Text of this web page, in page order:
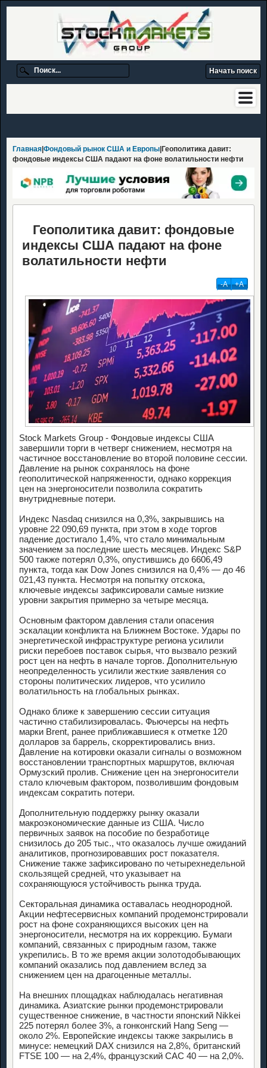
Главная Фондовый рынок США и Европы |Геополитика давит:
фондовые индексы США падают на фоне волатильности нефти
Геополитика давит: фондовые
индексы США падают на фоне
волатильности нефти
-А +А
Stock Markets Group - Фондовые индексы США
завершили торги в четверг снижением, несмотря на
частичное восстановление во второй половине сессии.
Давление на рынок сохранялось на фоне
геополитической напряженности, однако коррекция
цен на энергоносители позволила сократить
внутридневные потери.
Индекс Nasdaq снизился на 0,3%, закрывшись на
уровне 22 090,69 пункта, при этом в ходе торгов
падение достигало 1,4%, что стало минимальным
значением за последние шесть месяцев. Индекс S&P
500 также потерял 0,3%, опустившись до 6606,49
пункта, тогда как Dow Jones снизился на 0,4% — до 46
021,43 пункта. Несмотря на попытку отскока,
ключевые индексы зафиксировали самые низкие
уровни закрытия примерно за четыре месяца.
Основным фактором давления стали опасения
эскалации конфликта на Ближнем Востоке. Удары по
энергетической инфраструктуре региона усилили
риски перебоев поставок сырья, что вызвало резкий
рост цен на нефть в начале торгов. Дополнительную
неопределенность усилили жесткие заявления со
стороны политических лидеров, что усилило
волатильность на глобальных рынках.
Однако ближе к завершению сессии ситуация
частично стабилизировалась. Фьючерсы на нефть
марки Brent, ранее приближавшиеся к отметке 120
долларов за баррель, скорректировались вниз.
Давление на котировки оказали сигналы о возможном
восстановлении транспортных маршрутов, включая
Ормузский пролив. Снижение цен на энергоносители
стало ключевым фактором, позволившим фондовым
индексам сократить потери.
Дополнительную поддержку рынку оказали
макроэкономические данные из США. Число
первичных заявок на пособие по безработице
снизилось до 205 тыс., что оказалось лучше ожиданий
аналитиков, прогнозировавших рост показателя.
Снижение также зафиксировано по четырехнедельной
скользящей средней, что указывает на
сохраняющуюся устойчивость рынка труда.
Секторальная динамика оставалась неоднородной.
Акции нефтесервисных компаний продемонстрировали
рост на фоне сохраняющихся высоких цен на
энергоносители, несмотря на их коррекцию. Бумаги
компаний, связанных с природным газом, также
укрепились. В то же время акции золотодобывающих
компаний оказались под давлением вслед за
снижением цен на драгоценные металлы.
На внешних площадках наблюдалась негативная
динамика. Азиатские рынки продемонстрировали
существенное снижение, в частности японский Nikkei
225 потерял более 3%, а гонконгский Hang Seng —
около 2%. Европейские индексы также закрылись в
минусе: немецкий DAX снизился на 2,8%, британский
FTSE 100 — на 2,4%, французский CAC 40 — на 2,0%.